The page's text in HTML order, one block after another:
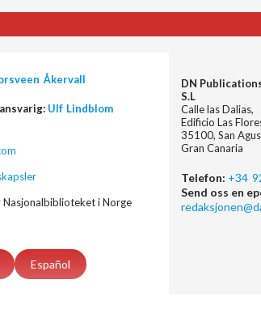
Åkervall
Ulf Lindblom
Nasjonalbiblioteket i Norge
Español
DN
S.L
Calle las Dalias,
Edificio Las
35100, San
Gran Canaria
Telefon: +34
Send oss en